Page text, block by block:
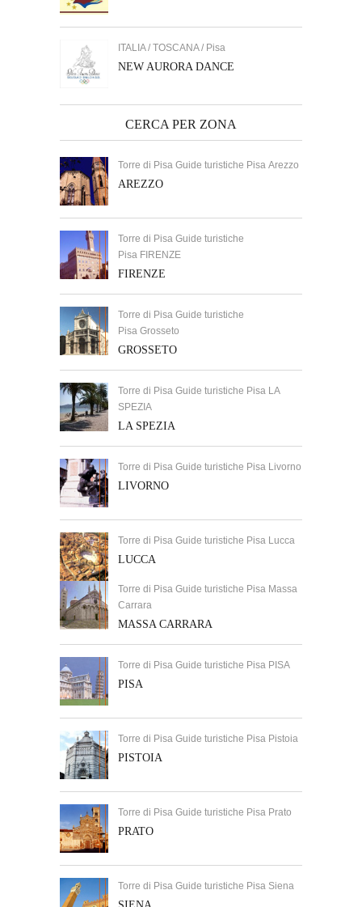
ITALIA / TOSCANA / Pisa
NEW AURORA DANCE
CERCA PER ZONA
Torre di Pisa Guide turistiche Pisa Arezzo
AREZZO
Torre di Pisa Guide turistiche
Pisa FIRENZE
FIRENZE
Torre di Pisa Guide turistiche
Pisa Grosseto
GROSSETO
Torre di Pisa Guide turistiche Pisa LA
SPEZIA
LA SPEZIA
Torre di Pisa Guide turistiche Pisa Livorno
LIVORNO
Torre di Pisa Guide turistiche Pisa Lucca
LUCCA
Torre di Pisa Guide turistiche Pisa Massa
Carrara
MASSA CARRARA
Torre di Pisa Guide turistiche Pisa PISA
PISA
Torre di Pisa Guide turistiche Pisa Pistoia
PISTOIA
Torre di Pisa Guide turistiche Pisa Prato
PRATO
Torre di Pisa Guide turistiche Pisa Siena